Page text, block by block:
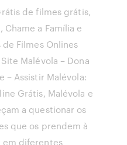
de filmes grátis,
a Família e
Filmes Onlines
Malévola – Dona
– Assistir Malévola:
Grátis, Malévola e
a questionar os
que os prendem à
em diferentes